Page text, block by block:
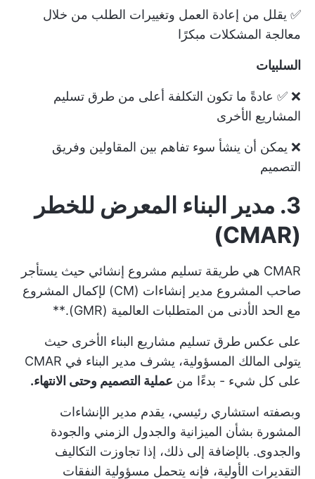
✅ يقلل من إعادة العمل وتغييرات الطلب من خلال
معالجة المشكلات مبكرًا
السلبيات
❌ ✅ عادةً ما تكون التكلفة أعلى من طرق تسليم
المشاريع الأخرى
❌ يمكن أن ينشأ سوء تفاهم بين المقاولين وفريق
التصميم
3. مدير البناء المعرض للخطر
(CMAR)
CMAR هي طريقة تسليم مشروع إنشائي حيث يستأجر
صاحب المشروع مدير إنشاءات (CM) لإكمال المشروع
مع الحد الأدنى من المتطلبات العالمية (GMR).**
على عكس طرق تسليم مشاريع البناء الأخرى حيث
يتولى المالك المسؤولية، يشرف مدير البناء في CMAR
على كل شيء - بدءًا من عملية التصميم وحتى الانتهاء.
وبصفته استشاري رئيسي، يقدم مدير الإنشاءات
المشورة بشأن الميزانية والجدول الزمني والجودة
والجدوى. بالإضافة إلى ذلك، إذا تجاوزت التكاليف
التقديرات الأولية، فإنه يتحمل مسؤولية النفقات